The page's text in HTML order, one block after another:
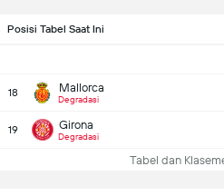
Posisi Tabel Saat Ini
18 Mallorca
Degradasi
19 Girona
Degradasi
Tabel dan